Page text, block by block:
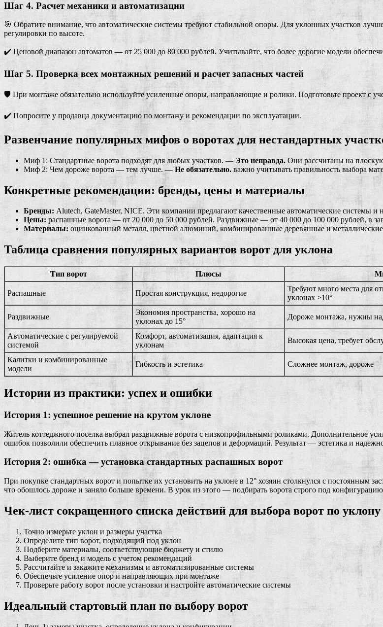
Шаг 4. Расчет механики и автоматизации
🎯 Обратите внимание, что автоматические системы требуют стабильной опоры. Для уклонных участков
регулировки по высоте.
✔️ Ценовой диапазон автоматов — от 25 000 до 80 000 рублей. Учитывайте, что более дорогие модели
Шаг 5. Проверка всех монтажных решений и расчет запасных частей
🛡️ При монтаже обязательно используйте усиленные опоры, направляющие и ролики. Подготовьте проект с
✔️ Попросите у продавца документацию по монтажу и рекомендации по эксплуатации.
Развенчание популярных мифов о воротах для нестандартных
Миф 1: Стандартные ворота подходят для любых участков. — Это неправда. Они рассчитаны на
Миф 2: Чем дороже ворота — тем лучше. —Не обязательно. важно учитывать правильность выбора
Конкретные рекомендации: бренды, цены и материалы
Бренды: Alutech, GateMaster, NICE. Эти компании предлагают качественные автоматические системы и
Цены: распашные ворота — от 20 000 до 50 000 рублей. Раздвижные — от 40 000 до 100 000 рублей, в
Материалы: оцинкованный металл, цветной алюминий, комбинированные деревянные и
Таблица сравнения популярных вариантов ворот для уклона
Тип ворот Плюсы
Распашные Простая конструкция, недорогие
Требуют много места для
уклонах >10°
Раздвижные
Экономия пространства, хорошо на
уклонах до 15°
Дороже монтажа, нужны
Автоматические с регулируемой
системой
Комфорт, автоматизация, адаптация к
уклонам
Высокая цена, требует
Калитки и комбинированные
модели
Гибкость и эстетика Сложнее монтаж, дороже
Истории из практики: успех и ошибки
История 1: успешное решение на крутом уклоне
Житель коттеджного поселка выбрал раздвижные ворота с низкопрофильными роликами. Дополнительное
ошибок позволили обеспечить плавное открывание без зацепов и деформаций. Результат — эстетика и
История 2: ошибка — установка стандартных распашных ворот
При покупке стандартных ворот и попытке их установить на уклоне в 12° хозяин столкнулся с постоянным
что обошлось дороже и заняло больше времени. В урок из этого — подбирать ворота строго под
Чек-лист сокращенного списка действий для выбора ворот по уклону
Точно измерьте уклон и размеры участка
Определите тип ворот, подходящий под уклон
Подберите материалы, соответствующие бюджету и стилю
Выберите бренд и модель с учетом рекомендаций
Рассчитайте и закажите механизмы и автоматизированные системы
Обеспечьте усиление опор и направляющих при монтаже
Проверьте работу ворот после установки и настройте автоматические системы
Идеальный стартовый план по выбору ворот